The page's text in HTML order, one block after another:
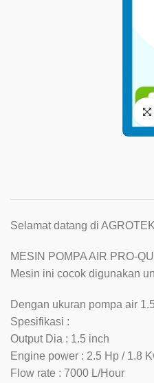
Selamat datang di
MESIN POMPA AIR PRO-
Mesin ini cocok digunakan
Dengan ukuran pompa air
Spesifikasi :
Output Dia : 1.5 inch
Engine power : 2.5 Hp / 1.8
Flow rate : 7000 L/Hour